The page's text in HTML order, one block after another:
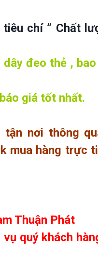
chí ” Chất
đeo thẻ ,
giá tốt nhất.
tận nơi thông
mua hàng trực
Thuận Phát
vụ quý khách